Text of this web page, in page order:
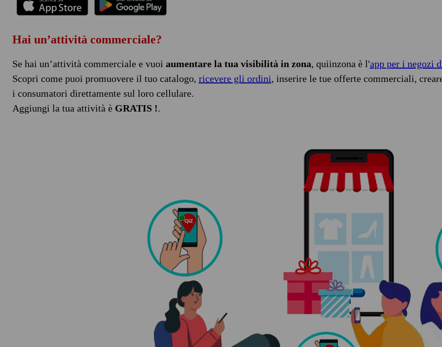
Hai un’attività commerciale?
Se hai un’attività commerciale e vuoi aumentare la tua visibilità in zona, quiinzona è l'app per i negozi
Scopri come puoi promuovere il tuo catalogo, ricevere gli ordini, inserire le tue offerte commerciali,
i consumatori direttamente sul loro cellulare.
Aggiungi la tua attività è GRATIS !.